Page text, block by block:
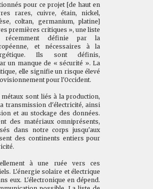
pour ce projet [de haut en
rares, cuivre, étain, nickel,
coltan, germanium, platine]
premières critiques », une liste
récemment définie par la
et nécessaires à la
Ils sont définis,
un manque de « sécurité ». La
elle signifie un risque élevé
pour l'Occident.
sont liés à la production,
transmission d'électricité, ainsi
et au stockage des données.
des matériaux omniprésents,
dans notre corps jusqu'aux
des continents entiers pour
à une ruée vers ces
L'énergie solaire et électrique
eux. L'électronique en dépend.